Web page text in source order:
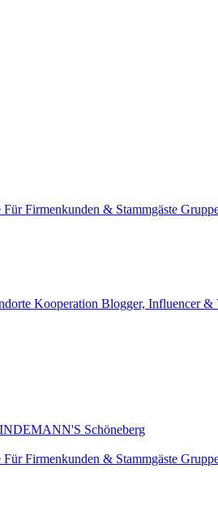
Für Firmenkunden & Stammgäste
Kooperation Blogger, Influencer &
Schöneberg
Für Firmenkunden & Stammgäste